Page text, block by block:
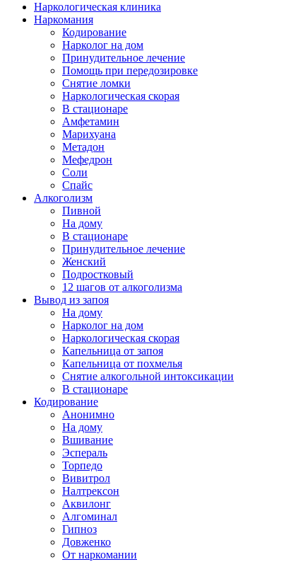
Наркологическая клиника
Наркомания
Кодирование
Нарколог на дом
Принудительное лечение
Помощь при передозировке
Снятие ломки
Наркологическая скорая
В стационаре
Амфетамин
Марихуана
Метадон
Мефедрон
Соли
Спайс
Алкоголизм
Пивной
На дому
В стационаре
Принудительное лечение
Женский
Подростковый
12 шагов от алкоголизма
Вывод из запоя
На дому
Нарколог на дом
Наркологическая скорая
Капельница от запоя
Капельница от похмелья
Снятие алкогольной интоксикации
В стационаре
Кодирование
Анонимно
На дому
Вшивание
Эспераль
Торпедо
Вивитрол
Налтрексон
Аквилонг
Алгоминал
Гипноз
Довженко
От наркомании